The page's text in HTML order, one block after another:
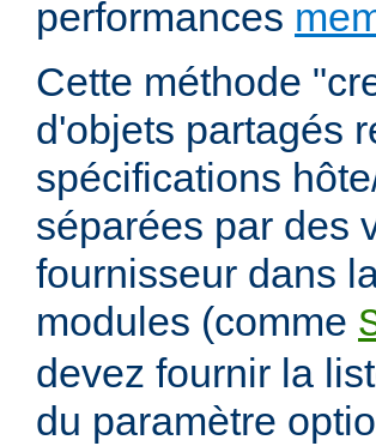
performances
Cette méthode
d'objets partagés
spécifications
séparées par des
fournisseur dans
modules (comme
devez fournir la
du paramètre